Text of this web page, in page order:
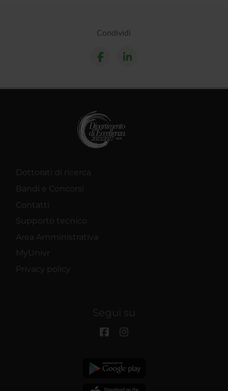
Condividi
Dottorati di ricerca
Bandi e Concorsi
Contatti
Supporto tecnico
Area Amministrativa
MyUnivr
Privacy policy
Segui su